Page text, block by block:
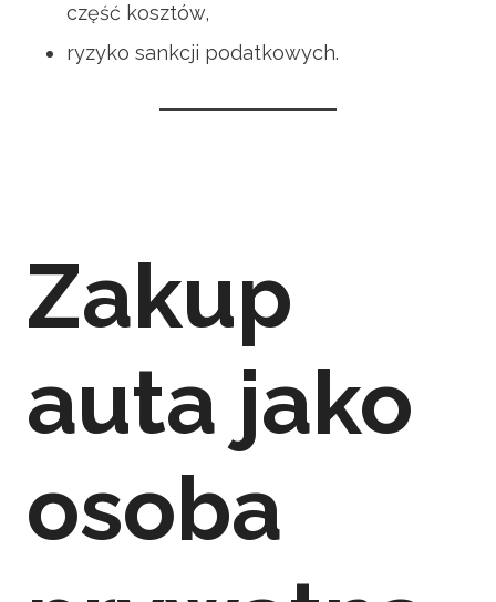
część kosztów,
ryzyko sankcji podatkowych.
Zakup
auta jako
osoba